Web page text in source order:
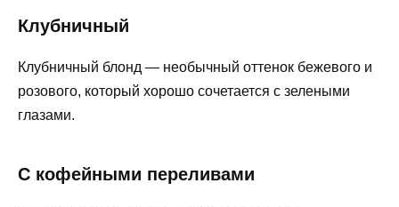
Клубничный
Клубничный блонд — необычный оттенок бежевого и
розового, который хорошо сочетается с зелеными
глазами.
С кофейными переливами